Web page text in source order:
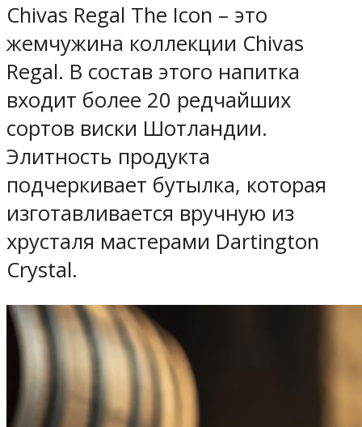
Chivas Regal The Icon – это
жемчужина коллекции Chivas
Regal. В состав этого напитка
входит более 20 редчайших
сортов виски Шотландии.
Элитность продукта
подчеркивает бутылка, которая
изготавливается вручную из
хрусталя мастерами Dartington
Crystal.